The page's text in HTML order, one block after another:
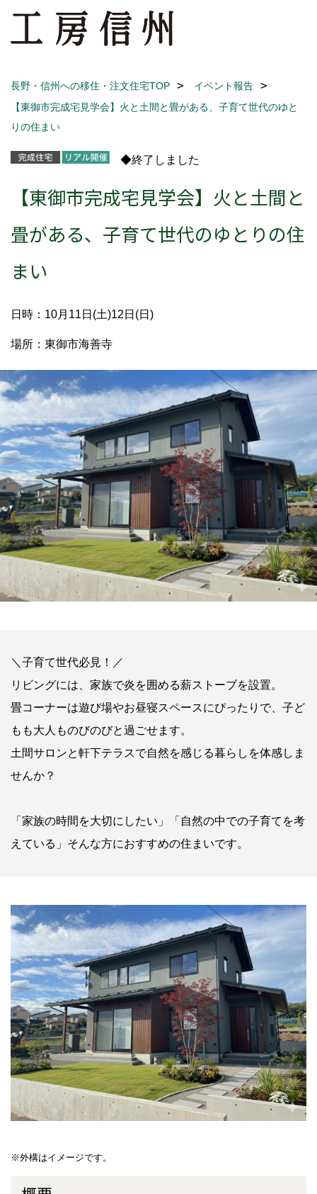
長野・信州への移住・注文住宅TOP
イベント報告
【東御市完成宅見学会】火と土間と畳がある、子育て世代のゆと
りの住まい
◆終了しました
【東御市完成宅見学会】火と土間と
畳がある、子育て世代のゆとりの住
まい
日時：10月11日(土)12日(日)
場所：東御市海善寺
＼子育て世代必見！／
リビングには、家族で炎を囲める薪ストーブを設置。
畳コーナーは遊び場やお昼寝スペースにぴったりで、子ど
もも大人ものびのびと過ごせます。
土間サロンと軒下テラスで自然を感じる暮らしを体感しま
せんか？
「家族の時間を大切にしたい」「自然の中での子育てを考
えている」そんな方におすすめの住まいです。
※外構はイメージです。